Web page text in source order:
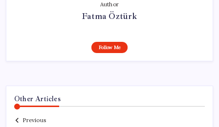
Author
Fatma Öztürk
Follow Me
Other Articles
Previous